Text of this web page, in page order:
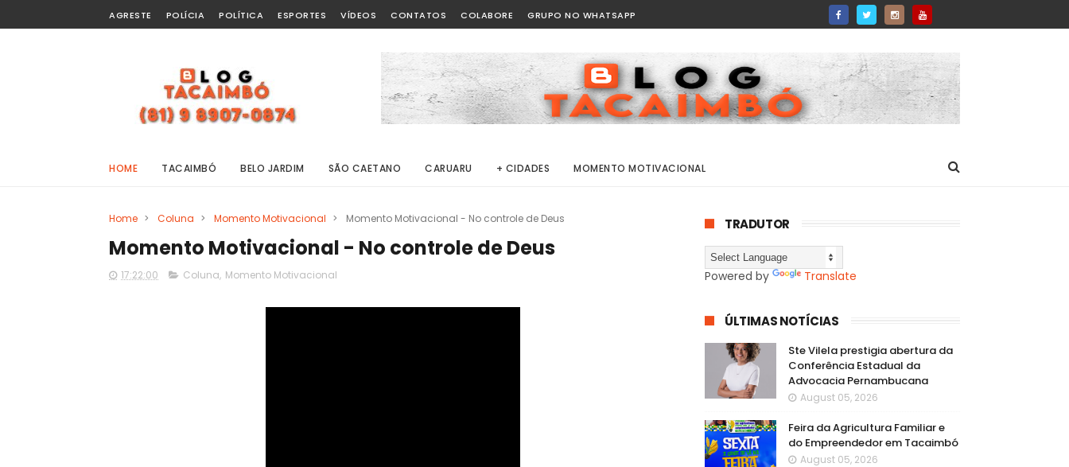
AGRESTE POLÍCIA POLÍTICA ESPORTES VÍDEOS CONTATOS COLABORE GRUPO NO WHATSAPP
HOME TACAIMBÓ BELO JARDIM SÃO CAETANO CARUARU + CIDADES MOMENTO MOTIVACIONAL
Home > Coluna > Momento Motivacional > Momento Motivacional - No controle de Deus
Momento Motivacional - No controle de Deus
17:22:00 Coluna, Momento Motivacional
TRADUTOR
Powered by Translate
ÚLTIMAS NOTÍCIAS
Ste Vilela prestigia abertura da
Conferência Estadual da
Advocacia Pernambucana
August 05, 2026
Feira da Agricultura Familiar e
do Empreendedor em Tacaimbó
August 05, 2026